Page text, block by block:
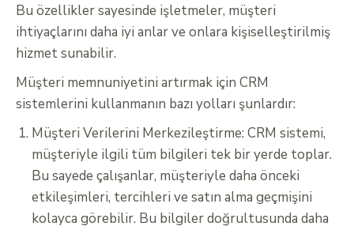
Bu özellikler sayesinde işletmeler, müşteri
ihtiyaçlarını daha iyi anlar ve onlara kişiselleştirilmiş
hizmet sunabilir.
Müşteri memnuniyetini artırmak için CRM
sistemlerini kullanmanın bazı yolları şunlardır:
Müşteri Verilerini Merkezileştirme: CRM sistemi,
müşteriyle ilgili tüm bilgileri tek bir yerde toplar.
Bu sayede çalışanlar, müşteriyle daha önceki
etkileşimleri, tercihleri ve satın alma geçmişini
kolayca görebilir. Bu bilgiler doğrultusunda daha